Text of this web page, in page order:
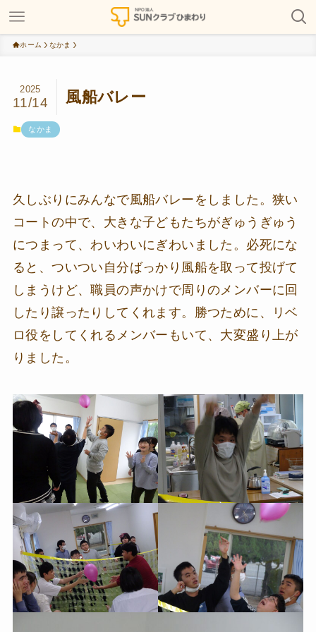
ホーム なかま
風船バレー
2025
11/14
なかま
久しぶりにみんなで風船バレーをしました。狭い
コートの中で、大きな子どもたちがぎゅうぎゅう
につまって、わいわいにぎわいました。必死にな
ると、ついつい自分ばっかり風船を取って投げて
しまうけど、職員の声かけで周りのメンバーに回
したり譲ったりしてくれます。勝つために、リベ
ロ役をしてくれるメンバーもいて、大変盛り上が
りました。